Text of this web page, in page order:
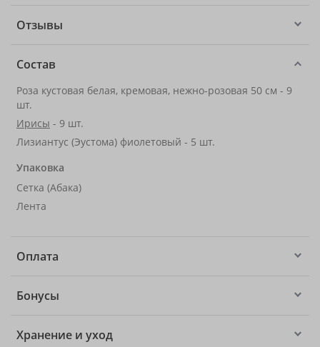
Отзывы
Состав
Роза кустовая белая, кремовая, нежно-розовая 50 см - 9
шт.
Ирисы - 9 шт.
Лизиантус (Эустома) фиолетовый - 5 шт.
Упаковка
Сетка (Абака)
Лента
Оплата
Бонусы
Хранение и уход